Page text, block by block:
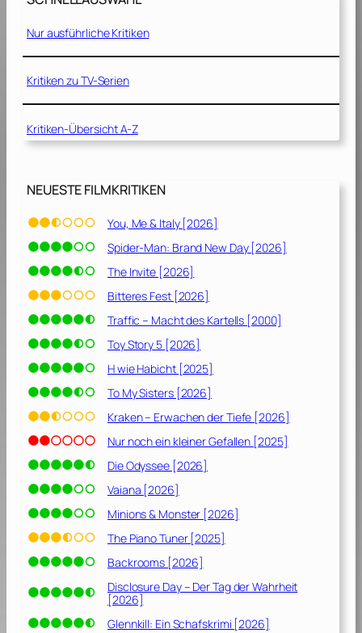
l
n
d
[
1
0
Nur ausführliche Kritiken
Kritiken zu TV-Serien
Kritiken-Übersicht A-Z
NEUESTE FILMKRITIKEN
You, Me & Italy [2026]
Spider-Man: Brand New Day [2026]
The Invite [2026]
Bitteres Fest [2026]
Traffic – Macht des Kartells [2000]
Toy Story 5 [2026]
H wie Habicht [2025]
To My Sisters [2026]
Kraken – Erwachen der Tiefe [2026]
Nur noch ein kleiner Gefallen [2025]
Die Odyssee [2026]
Vaiana [2026]
Minions & Monster [2026]
The Piano Tuner [2025]
Backrooms [2026]
Disclosure Day – Der Tag der Wahrheit
[2026]
Glennkill: Ein Schafskrimi [2026]